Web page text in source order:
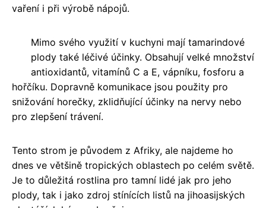
vaření i při výrobě nápojů.
Mimo svého využití v kuchyni mají tamarindové
plody také léčivé účinky. Obsahují velké množství
antioxidantů, vitamínů C a E, vápníku, fosforu a
hořčíku. Dopravně komunikace jsou použity pro
snižování horečky, zklidňující účinky na nervy nebo
pro zlepšení trávení.
Tento strom je původem z Afriky, ale najdeme ho
dnes ve většině tropických oblastech po celém světě.
Je to důležitá rostlina pro tamní lidé jak pro jeho
plody, tak i jako zdroj stínících listů na jihoasijských